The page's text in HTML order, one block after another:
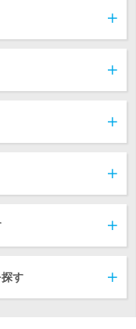
す